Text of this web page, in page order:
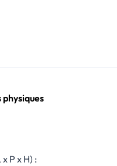
P x H) :